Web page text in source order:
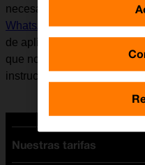
necesario
configurar el
WhatsApp Messenger.
de aplicaciones va
que no coincida
instrucción.
Nuestras tarifas